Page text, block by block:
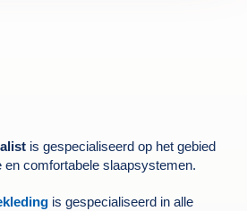
is gespecialiseerd op het gebied
en comfortabele slaapsystemen.
is gespecialiseerd in alle